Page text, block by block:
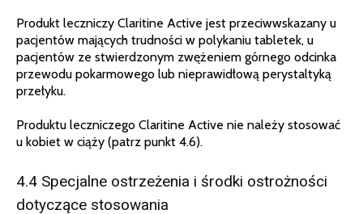
Produkt leczniczy Claritine Active jest przeciwwskazany u
pacjentów mających trudności w polykaniu tabletek, u
pacjentów ze stwierdzonym zwężeniem górnego odcinka
przewodu pokarmowego lub nieprawidłową perystaltyką
przełyku.
Produktu leczniczego Claritine Active nie należy stosować
u kobiet w ciąży (patrz punkt 4.6).
4.4 Specjalne ostrzeżenia i środki ostrożności
dotyczące stosowania